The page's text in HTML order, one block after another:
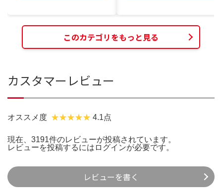
このカテゴリをもっと見る
カスタマーレビュー
オススメ度 4.1点
現在、3191件のレビューが投稿されています。
レビューを投稿するには ログインが必要です。
レビューを書く